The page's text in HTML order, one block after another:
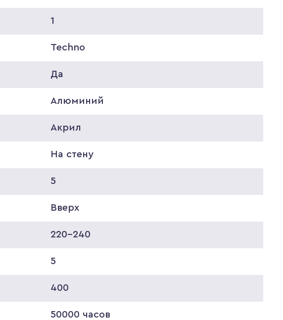
1
Techno
Да
Алюминий
Акрил
На стену
5
Вверх
220-240
5
400
50000 часов